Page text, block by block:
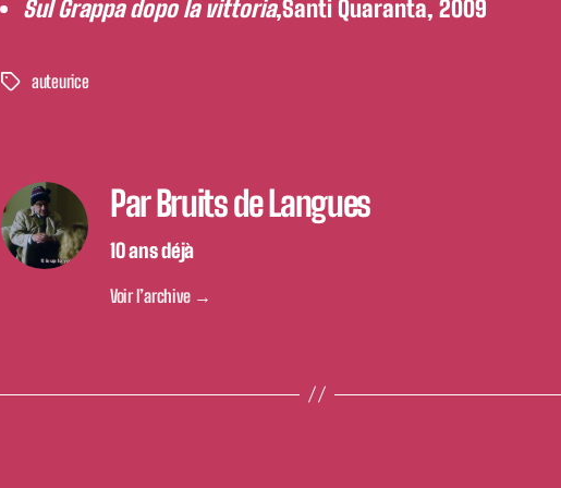
Sul Grappa dopo la vittoria,Santi Quaranta, 2009
Étiquettesauteurice
Par Bruits de Langues
1O ans déjà
Voir l’archive →